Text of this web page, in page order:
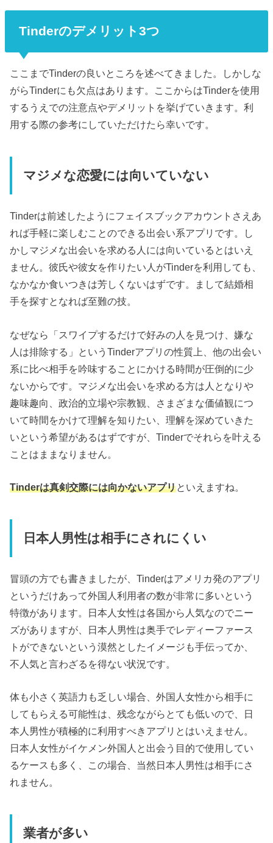
Tinderのデメリット3つ
ここまでTinderの良いところを述べてきました。しかしな
がらTinderにも欠点はあります。ここからはTinderを使用
するうえでの注意点やデメリットを挙げていきます。利
用する際の参考にしていただけたら幸いです。
マジメな恋愛には向いていない
Tinderは前述したようにフェイスブックアカウントさえあ
れば手軽に楽しむことのできる出会い系アプリです。し
かしマジメな出会いを求める人には向いているとはいえ
ません。彼氏や彼女を作りたい人がTinderを利用しても、
なかなか食いつきは芳しくないはずです。まして結婚相
手を探すとなれば至難の技。
なぜなら「スワイプするだけで好みの人を見つけ、嫌な
人は排除する」というTinderアプリの性質上、他の出会い
系に比べ相手を吟味することにかける時間が圧倒的に少
ないからです。マジメな出会いを求める方は人となりや
趣味趣向、政治的立場や宗教観、さまざまな価値観につ
いて時間をかけて理解を知りたい、理解を深めていきた
いという希望があるはずですが、Tinderでそれらを叶える
ことはままなりません。
Tinderは真剣交際には向かないアプリといえますね。
日本人男性は相手にされにくい
冒頭の方でも書きましたが、Tinderはアメリカ発のアプリ
というだけあって外国人利用者の数が非常に多いという
特徴があります。日本人女性は各国から人気なのでニー
ズがありますが、日本人男性は奥手でレディーファース
トができないという漠然としたイメージも手伝ってか、
不人気と言わざるを得ない状況です。
体も小さく英語力も乏しい場合、外国人女性から相手に
してもらえる可能性は、残念ながらとても低いので、日
本人男性が積極的に利用すべきアプリとはいえません。
日本人女性がイケメン外国人と出会う目的で使用してい
るケースも多く、この場合、当然日本人男性は相手にさ
れません。
業者が多い